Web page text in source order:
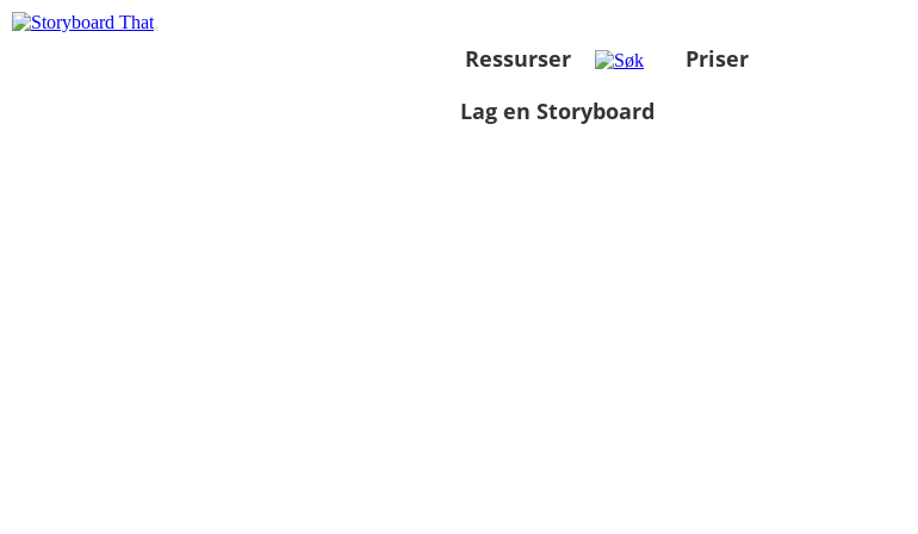
Ressurser
Priser
Lag en Storyboard